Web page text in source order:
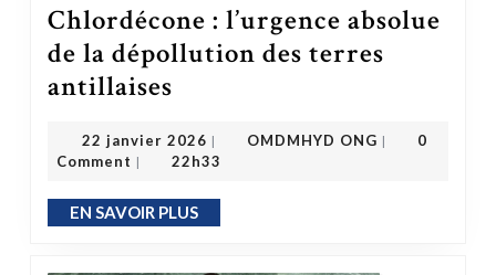
Chlordécone : l’urgence absolue
de la dépollution des terres
antillaises
22 janvier 2026 | OMDMHYD ONG |
0
Comment | 22h33
EN SAVOIR PLUSEN SAVOIR PLUS